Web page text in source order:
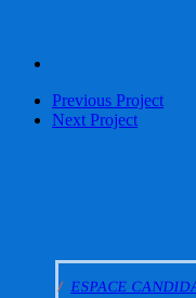
Previous Project
Next Project
/ ESPACE